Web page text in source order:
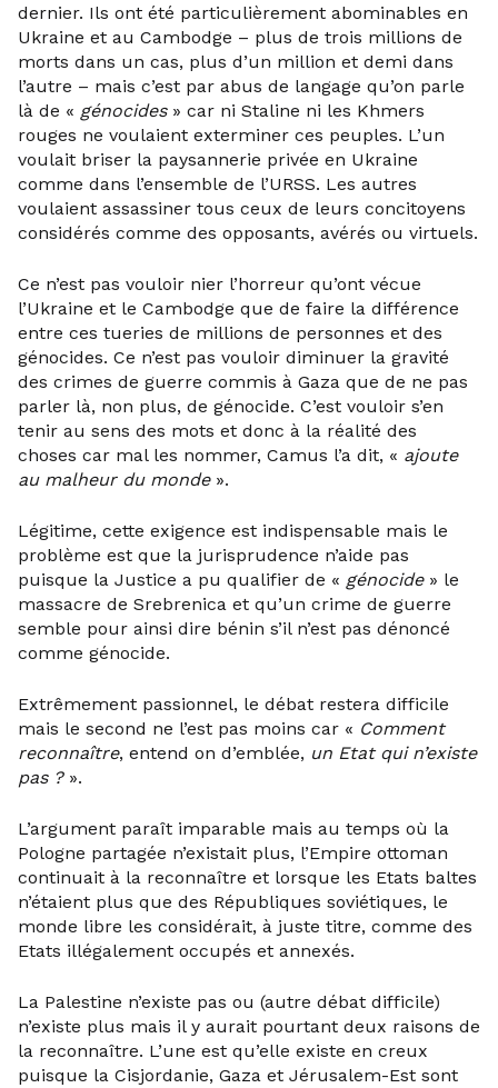
dernier. Ils ont été particulièrement abominables en
Ukraine et au Cambodge – plus de trois millions de
morts dans un cas, plus d’un million et demi dans
l’autre – mais c’est par abus de langage qu’on parle
là de « génocides» car ni Staline ni les Khmers
rouges ne voulaient exterminer ces peuples. L’un
voulait briser la paysannerie privée en Ukraine
comme dans l’ensemble de l’URSS. Les autres
voulaient assassiner tous ceux de leurs concitoyens
considérés comme des opposants, avérés ou virtuels.
Ce n’est pas vouloir nier l’horreur qu’ont vécue
l’Ukraine et le Cambodge que de faire la différence
entre ces tueries de millions de personnes et des
génocides. Ce n’est pas vouloir diminuer la gravité
des crimes de guerre commis à Gaza que de ne pas
parler là, non plus, de génocide. C’est vouloir s’en
tenir au sens des mots et donc à la réalité des
choses car mal les nommer, Camus l’a dit, « ajoute
au malheur du monde».
Légitime, cette exigence est indispensable mais le
problème est que la jurisprudence n’aide pas
puisque la Justice a pu qualifier de « génocide» le
massacre de Srebrenica et qu’un crime de guerre
semble pour ainsi dire bénin s’il n’est pas dénoncé
comme génocide.
Extrêmement passionnel, le débat restera difficile
mais le second ne l’est pas moins car « Comment
reconnaître, entend on d’emblée, un Etat qui n’existe
pas ?».
L’argument paraît imparable mais au temps où la
Pologne partagée n’existait plus, l’Empire ottoman
continuait à la reconnaître et lorsque les Etats baltes
n’étaient plus que des Républiques soviétiques, le
monde libre les considérait, à juste titre, comme des
Etats illégalement occupés et annexés.
La Palestine n’existe pas ou (autre débat difficile)
n’existe plus mais il y aurait pourtant deux raisons de
la reconnaître. L’une est qu’elle existe en creux
puisque la Cisjordanie, Gaza et Jérusalem-Est sont